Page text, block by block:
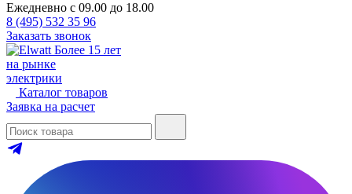
Ежедневно с 09.00 до 18.00
8 (495) 532 35 96
Заказать звонок
Более 15 лет
на рынке
электрики
Каталог товаров
Заявка на расчет